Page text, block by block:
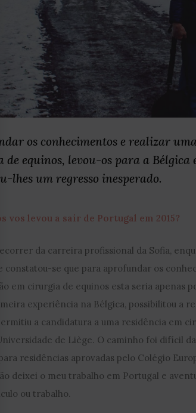
os conhecimentos e realizar
equinos, levou-os para a Bélgica
lhes um regresso inesperado.
vos levou a sair de Portugal em 2015?
da carreira profissional da Sofia,
constatou-se que para aprofundar os
em cirurgia de equinos esta seria apenas
experiência na Bélgica, possibilitou a
a candidatura a uma residência em
de Liège. O caminho foi difícil
residências aprovadas pelo Colégio
deixei o meu trabalho em Portugal e
ou trabalho.